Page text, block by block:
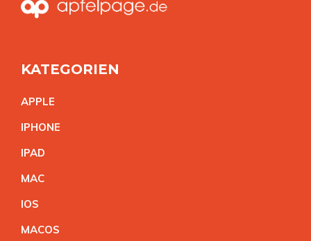
KATEGORIEN
APPLE
IPHONE
IPAD
MAC
IOS
MACOS